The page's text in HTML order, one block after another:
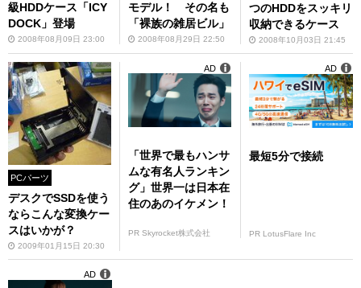
級HDDケース「ICY
DOCK」登場
2008年08月09日 23:00
モデル！ その名も
「裸族の雑居ビル」
2008年08月29日 22:50
つのHDDをスッキリ
収納できるケース
2008年10月03日 21:45
PCパーツ
デスクでSSDを使う
ならこんな変換ケー
スはいかが？
2009年01月15日 20:30
「世界で最もハンサ
ムな有名人ランキン
グ」世界一は日本在
住のあのイケメン！
PR Skyrocket株式会社
AD
最短5分で接続
PR LotusFlare Inc
AD
AD